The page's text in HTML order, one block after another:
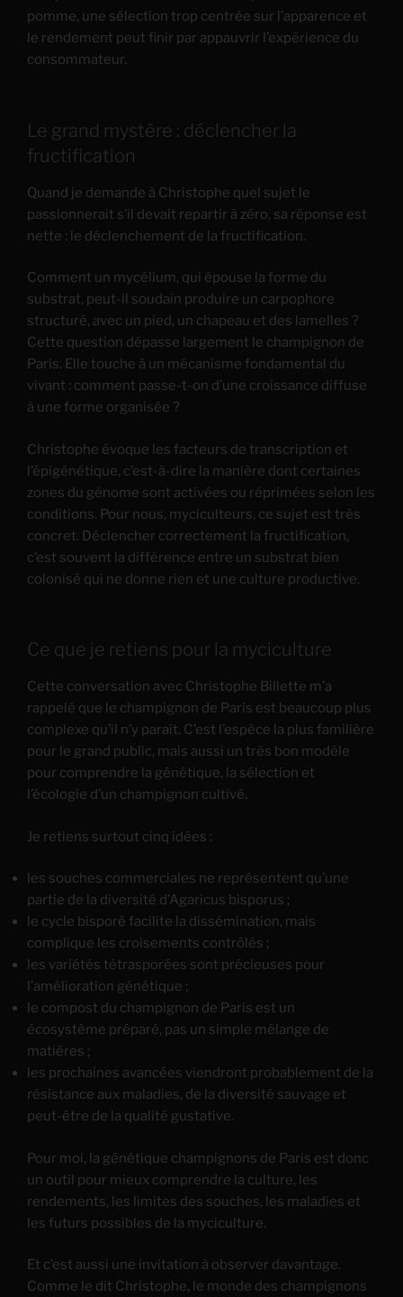
pomme, une sélection trop centrée sur l’apparence et
le rendement peut finir par appauvrir l’expérience du
consommateur.
Le grand mystère : déclencher la
fructification
Quand je demande à Christophe quel sujet le
passionnerait s’il devait repartir à zéro, sa réponse est
nette : le déclenchement de la fructification.
Comment un mycélium, qui épouse la forme du
substrat, peut-il soudain produire un carpophore
structuré, avec un pied, un chapeau et des lamelles ?
Cette question dépasse largement le champignon de
Paris. Elle touche à un mécanisme fondamental du
vivant : comment passe-t-on d’une croissance diffuse
à une forme organisée ?
Christophe évoque les facteurs de transcription et
l’épigénétique, c’est-à-dire la manière dont certaines
zones du génome sont activées ou réprimées selon les
conditions. Pour nous, myciculteurs, ce sujet est très
concret. Déclencher correctement la fructification,
c’est souvent la différence entre un substrat bien
colonisé qui ne donne rien et une culture productive.
Ce que je retiens pour la myciculture
Cette conversation avec Christophe Billette m’a
rappelé que le champignon de Paris est beaucoup plus
complexe qu’il n’y paraît. C’est l’espèce la plus familière
pour le grand public, mais aussi un très bon modèle
pour comprendre la génétique, la sélection et
l’écologie d’un champignon cultivé.
Je retiens surtout cinq idées :
les souches commerciales ne représentent qu’une
partie de la diversité d’Agaricus bisporus ;
le cycle bisporé facilite la dissémination, mais
complique les croisements contrôlés ;
les variétés tétrasporées sont précieuses pour
l’amélioration génétique ;
le compost du champignon de Paris est un
écosystème préparé, pas un simple mélange de
matières ;
les prochaines avancées viendront probablement de la
résistance aux maladies, de la diversité sauvage et
peut-être de la qualité gustative.
Pour moi, la génétique champignons de Paris est donc
un outil pour mieux comprendre la culture, les
rendements, les limites des souches, les maladies et
les futurs possibles de la myciculture.
Et c’est aussi une invitation à observer davantage.
Comme le dit Christophe, le monde des champignons